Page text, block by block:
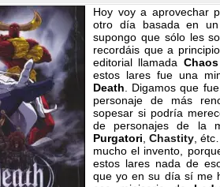
Hoy voy a aprovechar
otro día basada en
supongo que sólo les
recordáis que a
editorial llamada
estos lares fue una
Death. Digamos que
personaje de más
sopesar si podría
de personajes de la
Purgatori,Chastity,
mucho el invento,
estos lares nada de
que yo en su día sí me